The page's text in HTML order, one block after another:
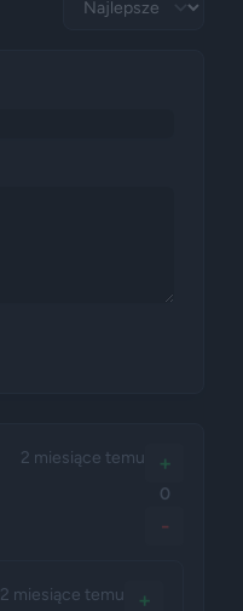
2 miesiące temu +
0
-
2 miesiące temu +